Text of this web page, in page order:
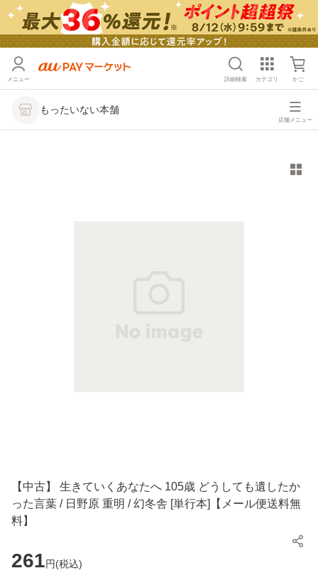
メニュー 詳細検索 カテゴリ かご
もったいない本舗
店舗メニュー
【中古】 生きていくあなたへ 105歳 どうしても遺したか
った言葉 / 日野原 重明 / 幻冬舎 [単行本]【メール便送料無
料】
261円(税込)